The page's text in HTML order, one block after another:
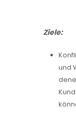
Ziele:
und